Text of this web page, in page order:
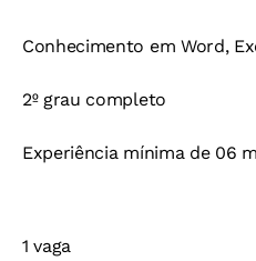
Conhecimento em Word,
2º grau completo
Experiência mínima de 06
1 vaga